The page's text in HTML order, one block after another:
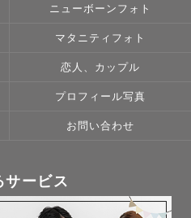
ニューボーンフォト
マタニティフォト
恋人、カップル
プロフィール写真
お問い合わせ
サービス